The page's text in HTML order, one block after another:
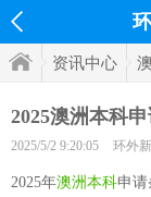
资讯中心
2025澳洲本科
2025/5/2 9:20:05 环外
2025年澳洲本科申请